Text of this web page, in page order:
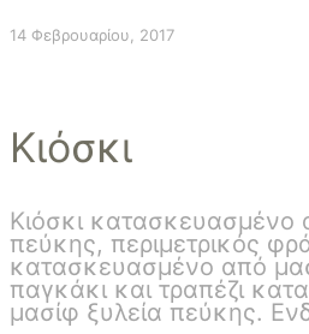
14 Φεβρουαρίου, 2017
Κιόσκι
Κιόσκι κατασκευασμένο
πεύκης, περιμετρικός
κατασκευασμένο από
παγκάκι και τραπέζι
μασίφ ξυλεία πεύκης.